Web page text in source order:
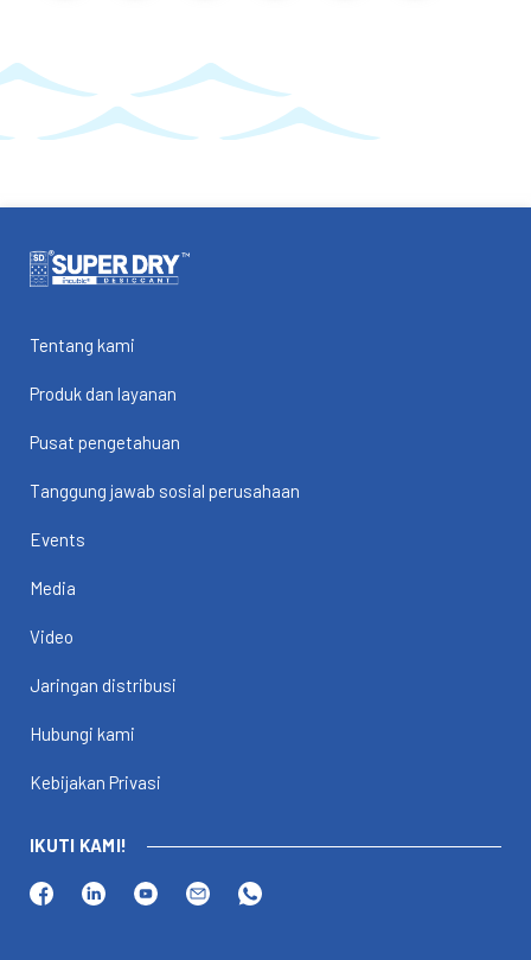
Tentang kami
Produk dan layanan
Pusat pengetahuan
Tanggung jawab sosial perusahaan
Events
Media
Video
Jaringan distribusi
Hubungi kami
Kebijakan Privasi
IKUTI KAMI!